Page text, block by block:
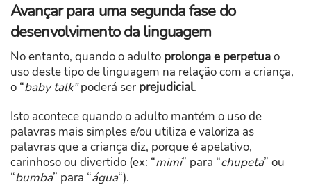
Avançar para uma segunda fase do
desenvolvimento da linguagem
No entanto, quando o adulto prolonga e perpetuao
uso deste tipo de linguagem na relação com a criança,
o “baby talk”poderá ser prejudicial.
Isto acontece quando o adulto mantém o uso de
palavras mais simples e/ou utiliza e valoriza as
palavras que a criança diz, porque é apelativo,
carinhoso ou divertido (ex: “mimi” para “chupeta” ou
“bumba” para “água“).